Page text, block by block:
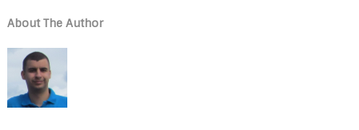
About The Author